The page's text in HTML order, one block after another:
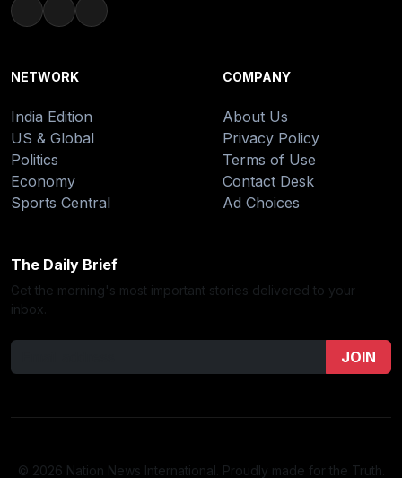
NETWORK
India Edition
US & Global
Politics
Economy
Sports Central
COMPANY
About Us
Privacy Policy
Terms of Use
Contact Desk
Ad Choices
The Daily Brief
Get the morning's most important stories delivered to your
inbox.
JOIN
© 2026 Nation News International. Proudly made for the Truth.